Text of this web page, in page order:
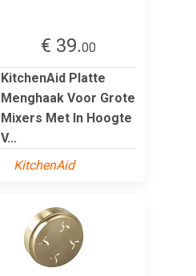
€ 39.00
KitchenAid Platte
Menghaak Voor Grote
Mixers Met In Hoogte
V...
KitchenAid